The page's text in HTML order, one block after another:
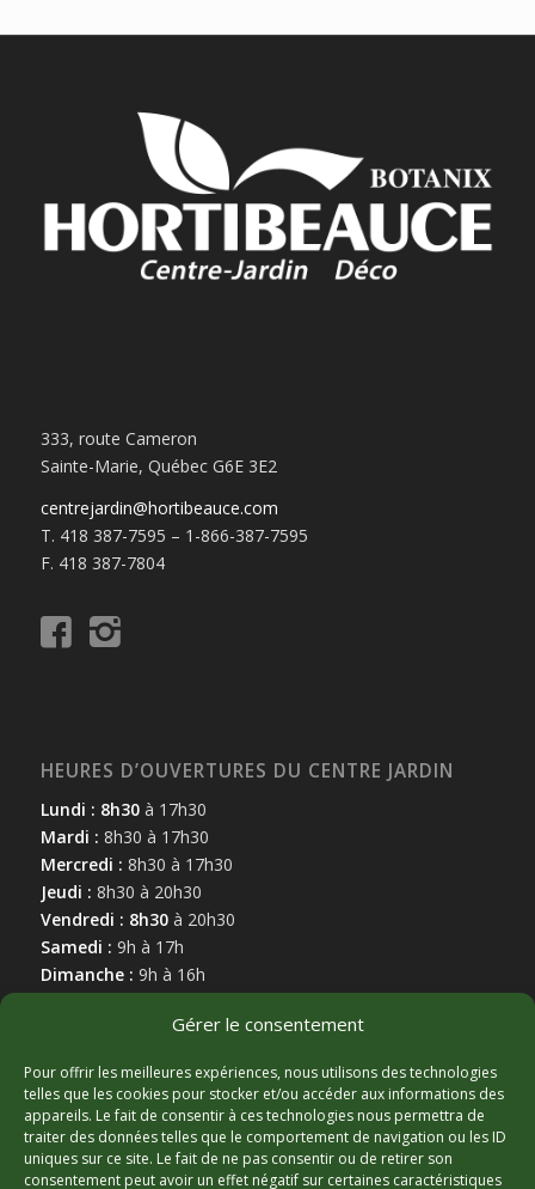
Gérer le consentement
Pour offrir les meilleures expériences, nous utilisons des technologies
telles que les cookies pour stocker et/ou accéder aux informations des
appareils. Le fait de consentir à ces technologies nous permettra de
traiter des données telles que le comportement de navigation ou les ID
uniques sur ce site. Le fait de ne pas consentir ou de retirer son
consentement peut avoir un effet négatif sur certaines caractéristiques
333, route Cameron
Sainte-Marie, Québec G6E 3E2
centrejardin@hortibeauce.com
T. 418 387-7595 – 1-866-387-7595
F. 418 387-7804
HEURES D’OUVERTURES DU CENTRE JARDIN
Lundi : 8h30à 17h30
Mardi : 8h30 à 17h30
Mercredi : 8h30 à 17h30
Jeudi : 8h30 à 20h30
Vendredi : 8h30à 20h30
Samedi : 9h à 17h
Dimanche : 9h à 16h
MARCHAND AFFILIÉ